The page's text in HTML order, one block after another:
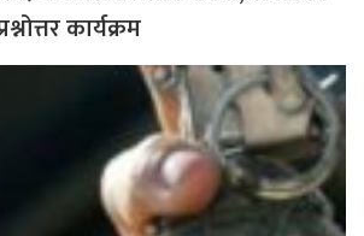
कार्यक्रम